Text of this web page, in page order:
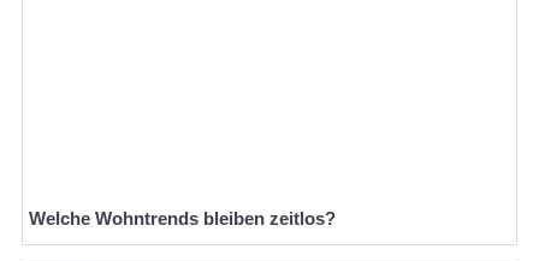
Welche Wohntrends bleiben zeitlos?